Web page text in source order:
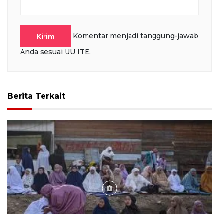
Kirim
Komentar menjadi tanggung-jawab
Anda sesuai UU ITE.
Berita Terkait